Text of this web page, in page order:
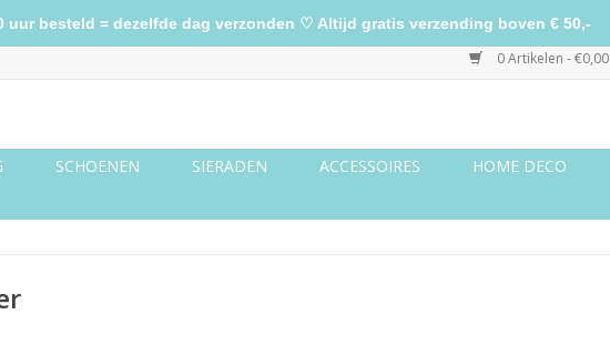
0 Artikelen - €0,00
SCHOENEN SIERADEN ACCESSOIRES HOME DECO
besteld = dezelfde dag verzonden ♡ Altijd gratis verzending boven € 50,-